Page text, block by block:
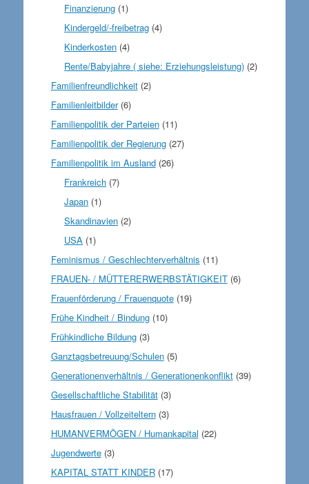
Finanzierung (1)
Kindergeld/-freibetrag (4)
Kinderkosten (4)
Rente/Babyjahre ( siehe: Erziehungsleistung) (2)
Familienfreundlichkeit(2)
Familienleitbilder(6)
Familienpolitik der Parteien(11)
Familienpolitik der Regierung(27)
Familienpolitik im Ausland(26)
Frankreich (7)
Japan (1)
Skandinavien (2)
USA (1)
Feminismus / Geschlechterverhältnis (11)
FRAUEN- / MÜTTERERWERBSTÄTIGKEIT(6)
Frauenförderung / Frauenquote(19)
Frühe Kindheit / Bindung(10)
Frühkindliche Bildung(3)
Ganztagsbetreuung/Schulen(5)
Generationenverhältnis / Generationenkonflikt(39)
Gesellschaftliche Stabilität(3)
Hausfrauen / Vollzeiteltern(3)
HUMANVERMÖGEN / Humankapital (22)
Jugendwerte(3)
KAPITAL STATT KINDER(17)